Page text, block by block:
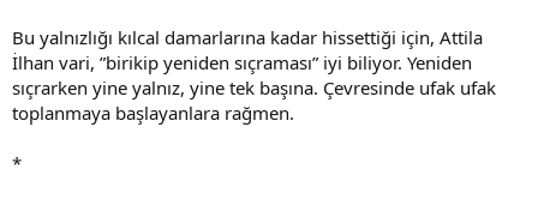
Bu yalnızlığı kılcal damarlarına kadar hissettiği için, Attila
İlhan vari, ”birikip yeniden sıçraması” iyi biliyor. Yeniden
sıçrarken yine yalnız, yine tek başına. Çevresinde ufak ufak
toplanmaya başlayanlara rağmen.
*